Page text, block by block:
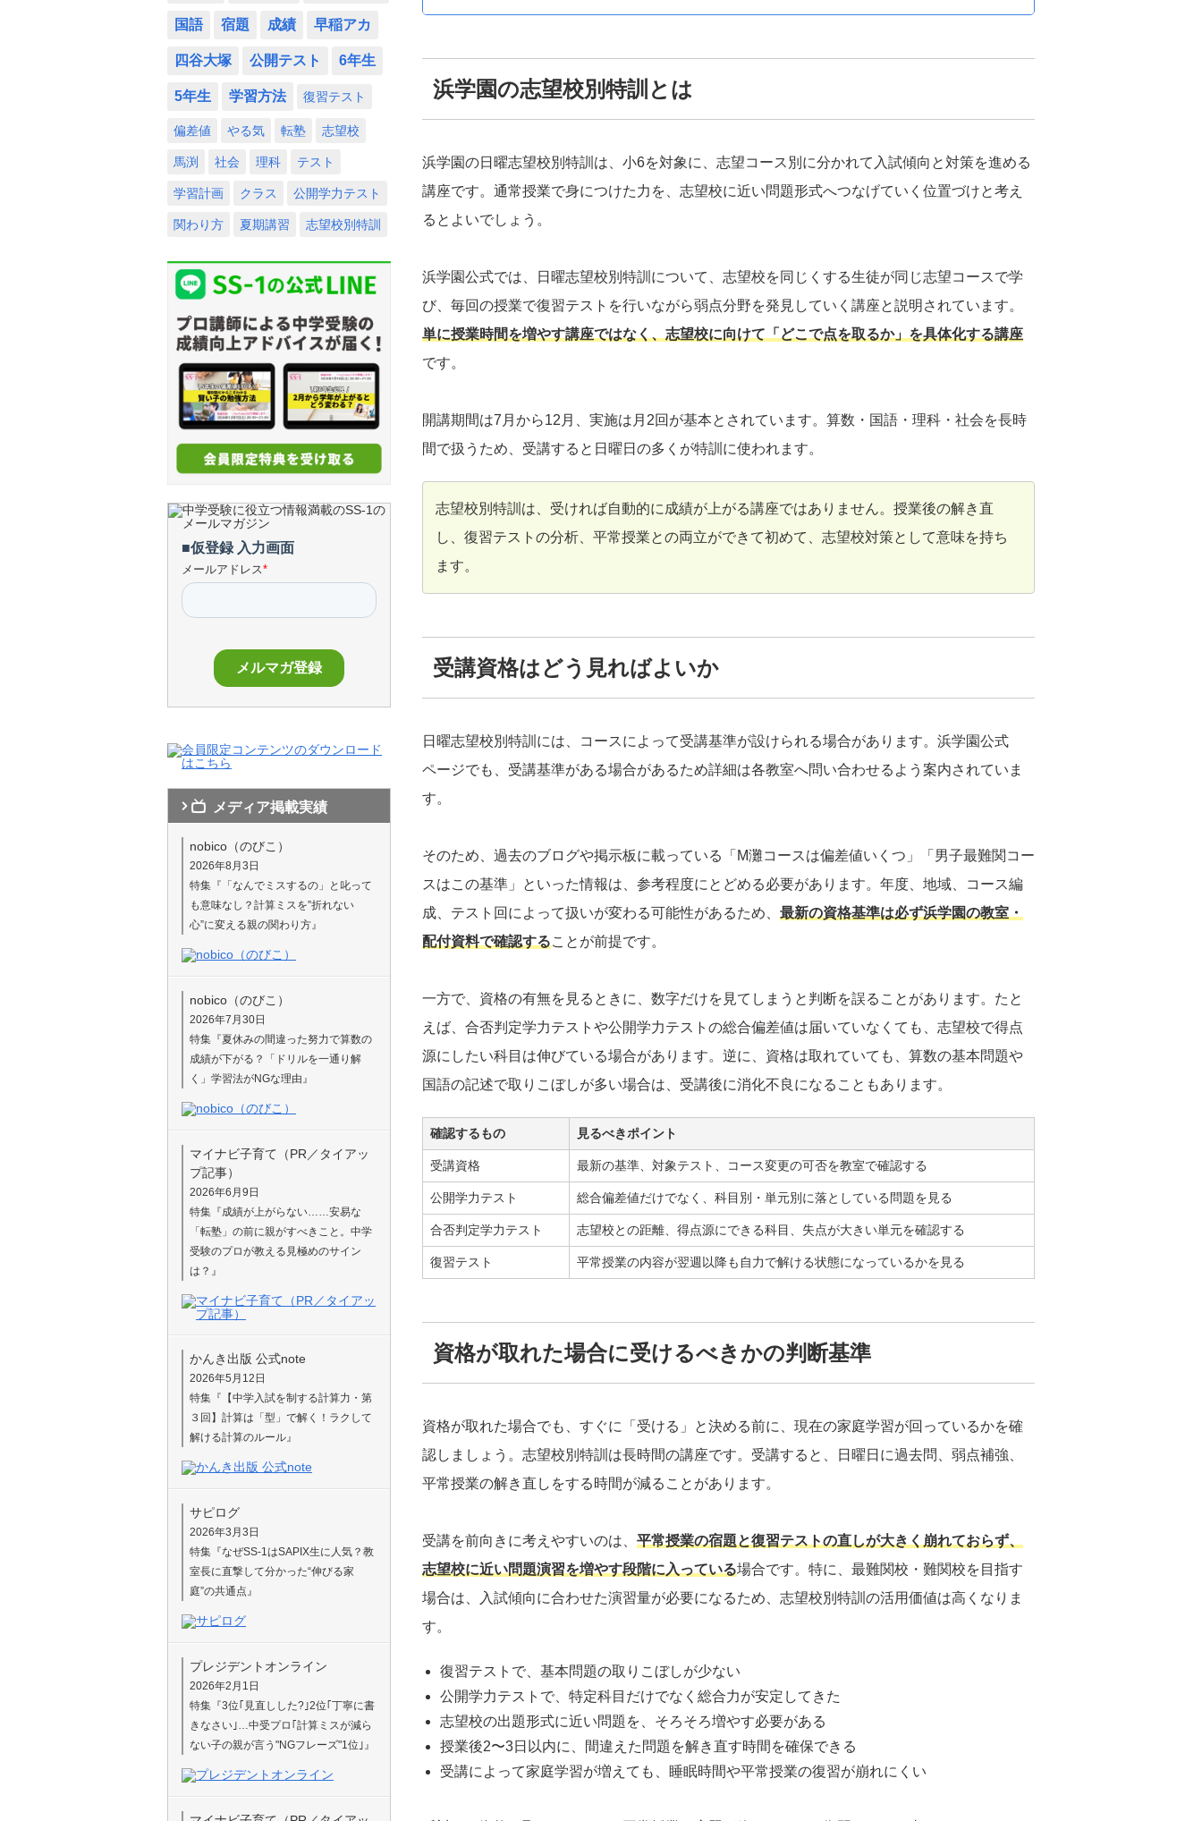
浜学園の志望校別特訓とは
浜学園の日曜志望校別特訓は、小6を対象に、志望コース別に分かれて入試傾向と対策を進める
講座です。通常授業で身につけた力を、志望校に近い問題形式へつなげていく位置づけと考え
るとよいでしょう。
浜学園公式では、日曜志望校別特訓について、志望校を同じくする生徒が同じ志望コースで学
び、毎回の授業で復習テストを行いながら弱点分野を発見していく講座と説明されています。
単に授業時間を増やす講座ではなく、志望校に向けて「どこで点を取るか」を具体化する講座
です。
開講期間は7月から12月、実施は月2回が基本とされています。算数・国語・理科・社会を長時
間で扱うため、受講すると日曜日の多くが特訓に使われます。
志望校別特訓は、受ければ自動的に成績が上がる講座ではありません。授業後の解き直
し、復習テストの分析、平常授業との両立ができて初めて、志望校対策として意味を持ち
ます。
受講資格はどう見ればよいか
日曜志望校別特訓には、コースによって受講基準が設けられる場合があります。浜学園公式
ページでも、受講基準がある場合があるため詳細は各教室へ問い合わせるよう案内されていま
す。
そのため、過去のブログや掲示板に載っている「M灘コースは偏差値いくつ」「男子最難関コー
スはこの基準」といった情報は、参考程度にとどめる必要があります。年度、地域、コース編
成、テスト回によって扱いが変わる可能性があるため、 最新の資格基準は必ず浜学園の教室・
配付資料で確認することが前提です。
一方で、資格の有無を見るときに、数字だけを見てしまうと判断を誤ることがあります。たと
えば、合否判定学力テストや公開学力テストの総合偏差値は届いていなくても、志望校で得点
源にしたい科目は伸びている場合があります。逆に、資格は取れていても、算数の基本問題や
国語の記述で取りこぼしが多い場合は、受講後に消化不良になることもあります。
確認するもの 見るべきポイント
受講資格 最新の基準、対象テスト、コース変更の可否を教室で確認する
公開学力テスト 総合偏差値だけでなく、科目別・単元別に落としている問題を見る
合否判定学力テスト 志望校との距離、得点源にできる科目、失点が大きい単元を確認する
復習テスト 平常授業の内容が翌週以降も自力で解ける状態になっているかを見る
資格が取れた場合に受けるべきかの判断基準
資格が取れた場合でも、すぐに「受ける」と決める前に、現在の家庭学習が回っているかを確
認しましょう。志望校別特訓は長時間の講座です。受講すると、日曜日に過去問、弱点補強、
平常授業の解き直しをする時間が減ることがあります。
受講を前向きに考えやすいのは、 平常授業の宿題と復習テストの直しが大きく崩れておらず、
志望校に近い問題演習を増やす段階に入っている場合です。特に、最難関校・難関校を目指す
場合は、入試傾向に合わせた演習量が必要になるため、志望校別特訓の活用価値は高くなりま
す。
復習テストで、基本問題の取りこぼしが少ない
公開学力テストで、特定科目だけでなく総合力が安定してきた
志望校の出題形式に近い問題を、そろそろ増やす必要がある
授業後2〜3日以内に、間違えた問題を解き直す時間を確保できる
受講によって家庭学習が増えても、睡眠時間や平常授業の復習が崩れにくい
国語 宿題 成績 早稲アカ
四谷大塚 公開テスト 6年生
5年生 学習方法 復習テスト
偏差値 やる気 転塾 志望校
馬渕 社会 理科 テスト
学習計画 クラス 公開学力テスト
関わり方 夏期講習 志望校別特訓
メディア掲載実績
nobico（のびこ）
2026年8月3日
特集『「なんでミスするの」と叱って
も意味なし？計算ミスを”折れない
心”に変える親の関わり方』
nobico（のびこ）
2026年7月30日
特集『夏休みの間違った努力で算数の
成績が下がる？「ドリルを一通り解
く」学習法がNGな理由』
マイナビ子育て（PR／タイアッ
プ記事）
2026年6月9日
特集『成績が上がらない……安易な
「転塾」の前に親がすべきこと。中学
受験のプロが教える見極めのサイン
は？』
かんき出版 公式note
2026年5月12日
特集『【中学入試を制する計算力・第
３回】計算は「型」で解く！ラクして
解ける計算のルール』
サピログ
2026年3月3日
特集『なぜSS-1はSAPIX生に人気？教
室長に直撃して分かった“伸びる家
庭”の共通点』
プレジデントオンライン
2026年2月1日
特集『3位｢見直しした?｣2位｢丁寧に書
きなさい｣…中受プロ｢計算ミスが減ら
ない子の親が言う"NGフレーズ"1位｣』